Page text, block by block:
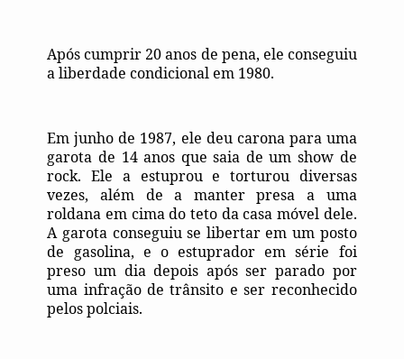
Após cumprir 20 anos de pena, ele conseguiu
a liberdade condicional em 1980.
Em junho de 1987, ele deu carona para uma
garota de 14 anos que saia de um show de
rock. Ele a estuprou e torturou diversas
vezes, além de a manter presa a uma
roldana em cima do teto da casa móvel dele.
A garota conseguiu se libertar em um posto
de gasolina, e o estuprador em série foi
preso um dia depois após ser parado por
uma infração de trânsito e ser reconhecido
pelos polciais.